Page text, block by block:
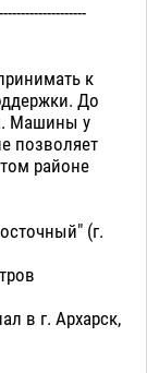
к
До
Машины у
позволяет
районе
(г.
в г. Архарск,